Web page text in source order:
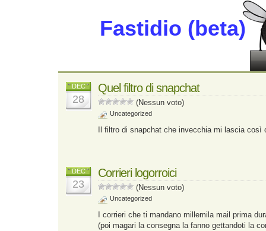
Fastidio (beta)
DEC
28
Quel filtro di snapchat
(Nessun voto)
Uncategorized
Il filtro di snapchat che invecchia mi lascia così
DEC
23
Corrieri logorroici
(Nessun voto)
Uncategorized
I corrieri che ti mandano millemila mail prima
(poi magari la consegna la fanno gettandoti la